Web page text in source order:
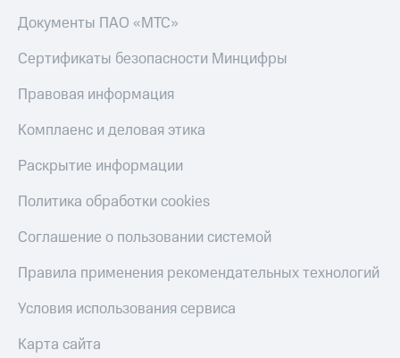
Документы ПАО «МТС»
Сертификаты безопасности Минцифры
Правовая информация
Комплаенс и деловая этика
Раскрытие информации
Политика обработки cookies
Соглашение о пользовании системой
Правила применения рекомендательных технологий
Условия использования сервиса
Карта сайта